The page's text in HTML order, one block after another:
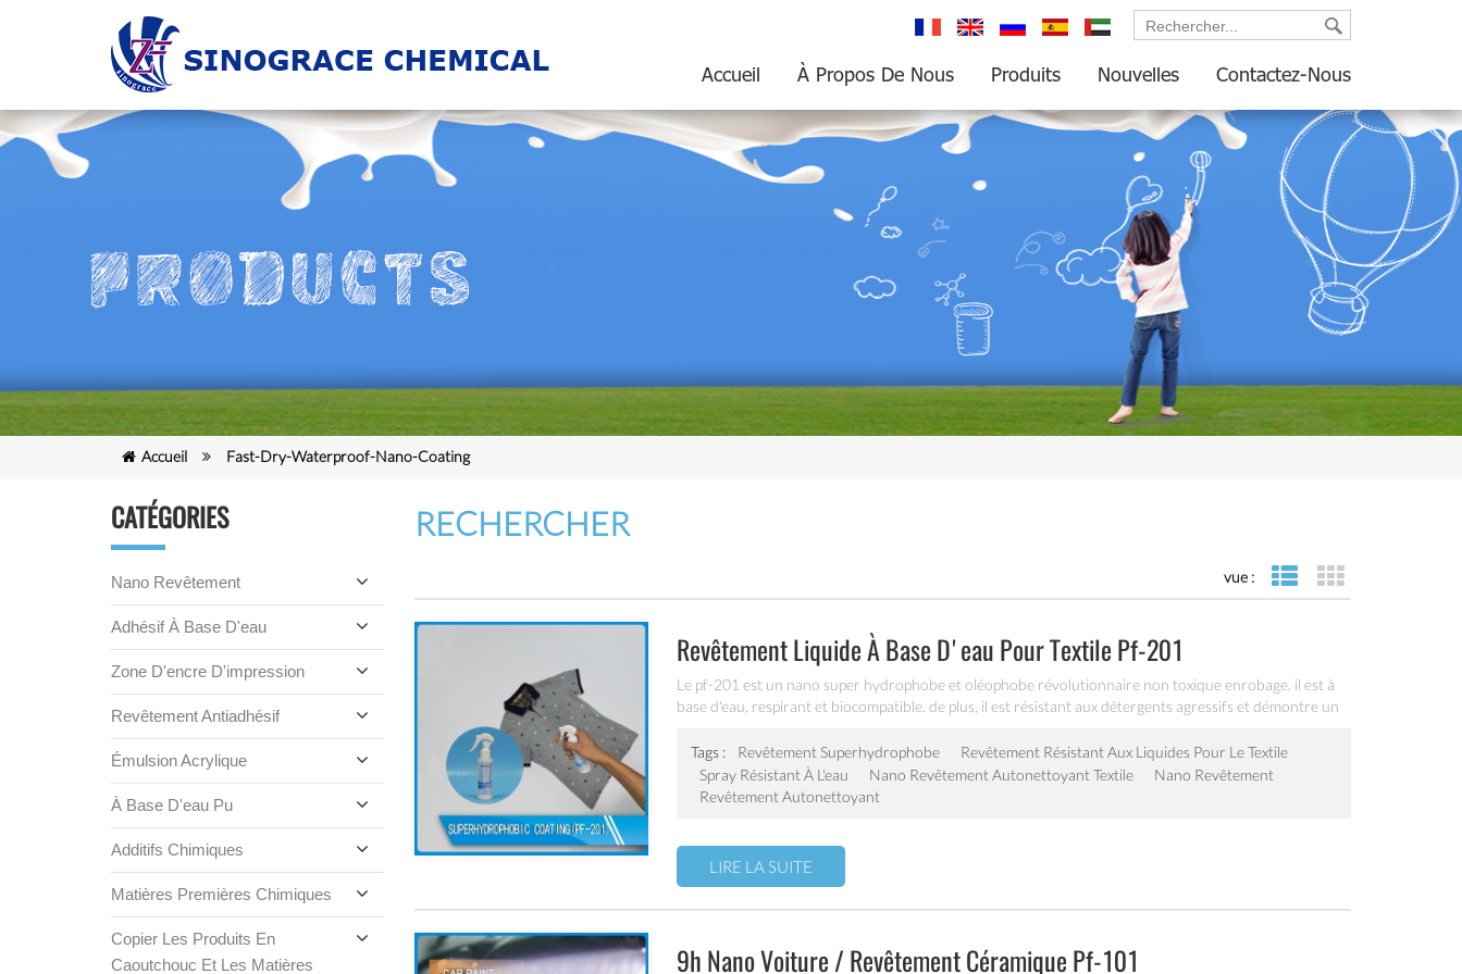
Accueil À Propos De Nous Produits Nouvelles Contactez-Nous
Accueil Fast-Dry-Waterproof-Nano-Coating
CATÉGORIES
Nano Revêtement
Adhésif À Base D'eau
Zone D'encre D'impression
Revêtement Antiadhésif
Émulsion Acrylique
À Base D'eau Pu
Additifs Chimiques
Matières Premières Chimiques
Copier Les Produits En
Caoutchouc Et Les Matières
RECHERCHER
vue : vue de liste
Revêtement Liquide À Base D'eau Pour Textile Pf-201
Le pf-201 est un nano super hydrophobe et oléophobe révolutionnaire non toxique enrobage. il est à
base d'eau, respirant et biocompatible. de plus, il est résistant aux détergents agressifs et démontre un
Tags :
Revêtement Superhydrophobe
Revêtement Résistant Aux Liquides Pour Le Textile
Spray Résistant À L'eau
Nano Revêtement Autonettoyant Textile
Nano Revêtement
Revêtement Autonettoyant
LIRE LA SUITE
9h Nano Voiture / Revêtement Céramique Pf-101